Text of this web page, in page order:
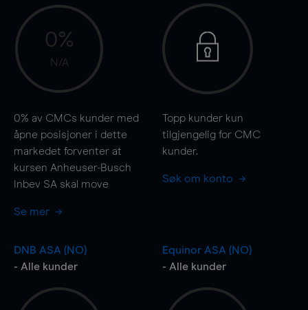
0%
N/A
0% av CMCs kunder med
åpne posisjoner i dette
markedet forventer at
kursen Anheuser-Busch
Inbev SA skal move
Se mer
Topp kunder kun
tilgjengelig for CMC
kunder.
Søk om konto
DNB ASA (NO)
- Alle kunder
Equinor ASA (NO)
- Alle kunder